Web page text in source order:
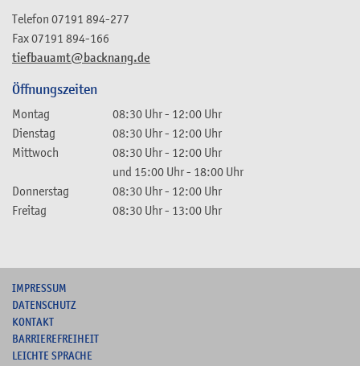
tiefbauamt@backnang.de
Telefon 07191 894-277
Fax07191 894-166
Öffnungszeiten
Montag 08:30 Uhr- 12:00 Uhr
Dienstag
08:30 Uhr- 12:00 Uhr
Mittwoch
08:30 Uhr- 12:00 Uhr
und 15:00 Uhr- 18:00 Uhr
Donnerstag
08:30 Uhr- 12:00 Uhr
Freitag
08:30 Uhr- 13:00 Uhr
IMPRESSUM
DATENSCHUTZ
KONTAKT
BARRIEREFREIHEIT
LEICHTE SPRACHE